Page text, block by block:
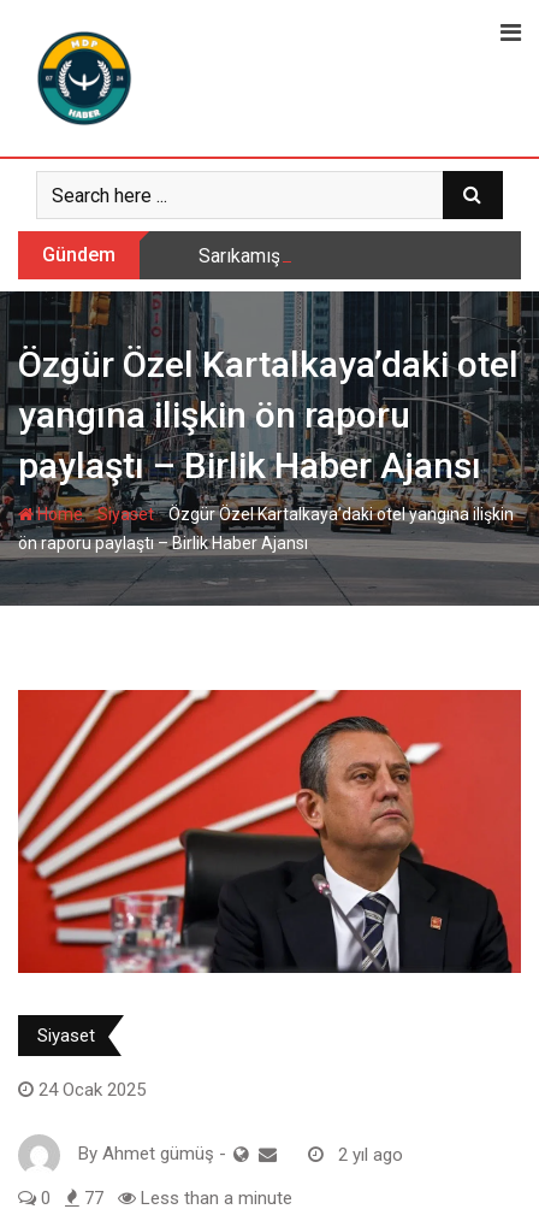
content
Gündem Sarıkamış’ta hanımlara yönelik
Özgür Özel Kartalkaya’daki otel
yangına ilişkin ön raporu
paylaştı – Birlik Haber Ajansı
Home-Siyaset-Özgür Özel Kartalkaya’daki otel yangına ilişkin
ön raporu paylaştı – Birlik Haber Ajansı
Siyaset
24 Ocak 2025
By Ahmet gümüş - 2 yıl ago
0 77 Less than a minute